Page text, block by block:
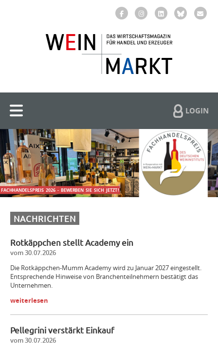
LOGIN
FACHHANDELSPREIS 2026 - BEWERBEN SIE SICH JETZT!
NACHRICHTEN
Rotkäppchen stellt Academy ein
vom 30.07.2026
Die Rotkäppchen-Mumm Academy wird zu Januar 2027 eingestellt.
Entsprechende Hinweise von Branchenteilnehmern bestätigt das
Unternehmen.
weiterlesen
Pellegrini verstärkt Einkauf
vom 30.07.2026